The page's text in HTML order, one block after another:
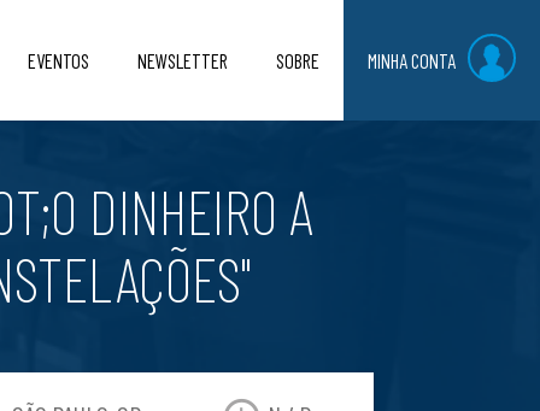
EVENTOS NEWSLETTER SOBRE MINHA CONTA
DINHEIRO A